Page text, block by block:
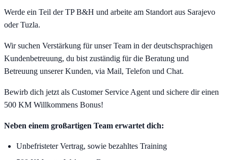
Werde ein Teil der TP B&H und arbeite am Standort aus Sarajevo
oder Tuzla.
Wir suchen Verstärkung für unser Team in der deutschsprachigen
Kundenbetreuung, du bist zuständig für die Beratung und
Betreuung unserer Kunden, via Mail, Telefon und Chat.
Bewirb dich jetzt als Customer Service Agent und sichere dir einen
500 KM Willkommens Bonus!
Neben einem großartigen Team erwartet dich:
Unbefristeter Vertrag, sowie bezahltes Training